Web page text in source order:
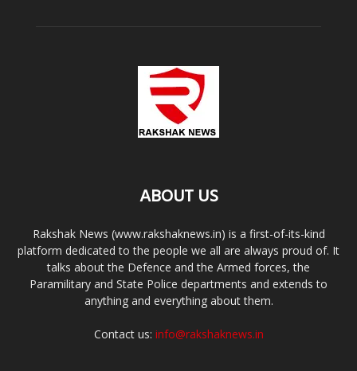
ABOUT US
Rakshak News (www.rakshaknews.in) is a first-of-its-kind
platform dedicated to the people we all are always proud of. It
talks about the Defence and the Armed forces, the
Paramilitary and State Police departments and extends to
anything and everything about them.
Contact us: info@rakshaknews.in